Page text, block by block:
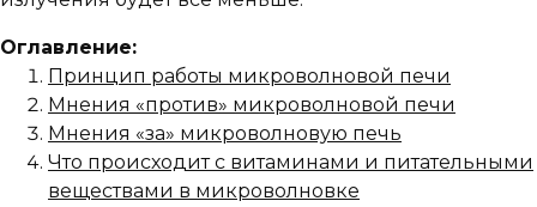
Оглавление:
Принцип работы микроволновой печи
Мнения «против» микроволновой печи
Мнения «за» микроволновую печь
Что происходит с витаминами и питательными
веществами в микроволновке